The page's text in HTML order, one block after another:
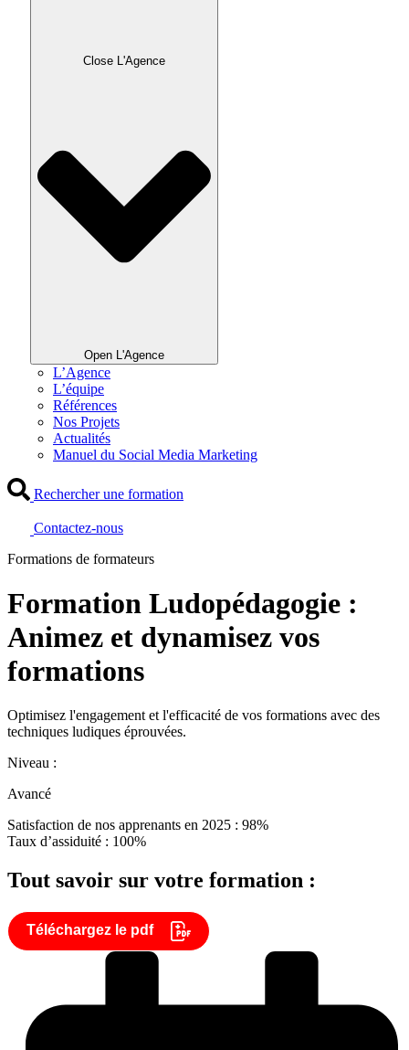
Close L'Agence
Open L'Agence
L’Agence
L’équipe
Références
Nos Projets
Actualités
Manuel du Social Media Marketing
Rechercher une formation
Contactez-nous
Formations de formateurs
Formation Ludopédagogie :
Animez et dynamisez vos
formations
Optimisez l'engagement et l'efficacité de vos formations avec des
techniques ludiques éprouvées.
Niveau :
Avancé
Satisfaction de nos apprenants en 2025 : 98%
Taux d’assiduité : 100%
Tout savoir sur votre formation :
Téléchargez le pdf